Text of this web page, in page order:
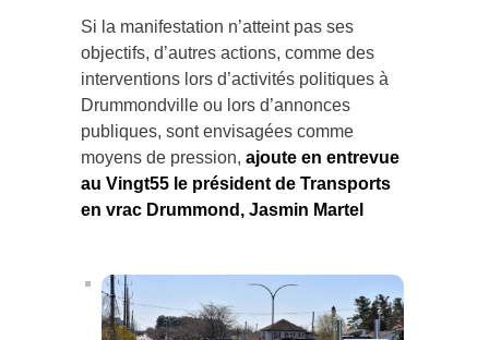
Si la manifestation n’atteint pas ses
objectifs, d’autres actions, comme des
interventions lors d’activités politiques à
Drummondville ou lors d’annonces
publiques, sont envisagées comme
moyens de pression, ajoute en entrevue
au Vingt55 le président de Transports
en vrac Drummond, Jasmin Martel